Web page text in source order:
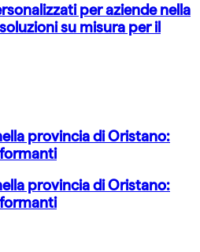
per aziende nella
su misura per il
provincia di Oristano:
provincia di Oristano: